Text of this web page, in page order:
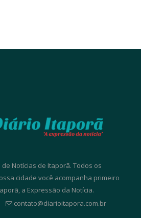
Notícias de Itaporã. Todos os
cidade você acompanha primeiro
a Expressão da Notícia.
contato@diarioitapora.com.br